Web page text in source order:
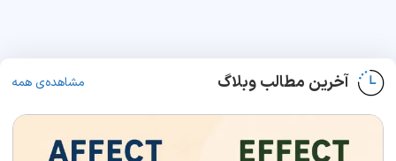
آخرین مطالب وبلاگ مشاهده‌ی همه